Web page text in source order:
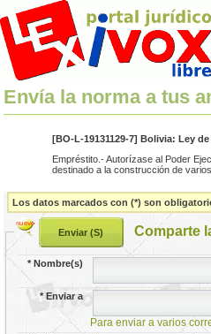
Envía la norma a tus
[BO-L-19131129-7] Bolivia: Ley
Empréstito.- Autorízase al Poder
destinado a la construcción de
Los datos marcados con (*) son
Comparte
*Nombre(s)
*Enviar a
Para enviar a varios